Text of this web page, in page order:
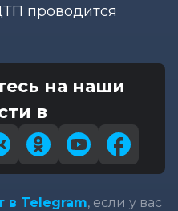
проводится
на наши
в
в Telegram, если у вас